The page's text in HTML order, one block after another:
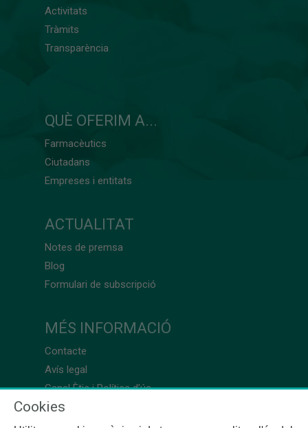
Activitats
Tràmits
Transparència
QUÈ OFERIM A...
Farmacèutics
Ciutadans
Empreses i entitats
ACTUALITAT
Notes de premsa
Blog
Formulari de subscripció
MÉS INFORMACIÓ
Contacte
Avís legal
Canal Ètic i Política d’ús
Cookies